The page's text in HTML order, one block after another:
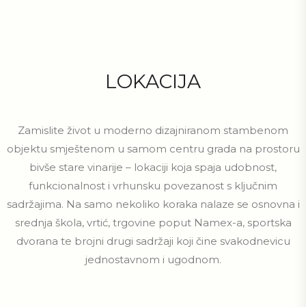
LOKACIJA
Zamislite život u moderno dizajniranom stambenom
objektu smještenom u samom centru grada na prostoru
bivše stare vinarije – lokaciji koja spaja udobnost,
funkcionalnost i vrhunsku povezanost s ključnim
sadržajima. Na samo nekoliko koraka nalaze se osnovna i
srednja škola, vrtić, trgovine poput Namex-a, sportska
dvorana te brojni drugi sadržaji koji čine svakodnevicu
jednostavnom i ugodnom.